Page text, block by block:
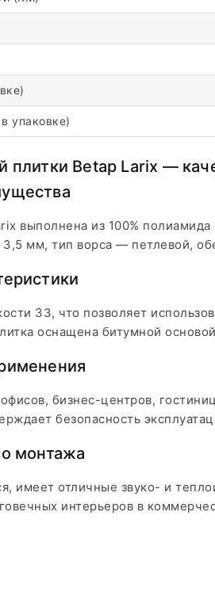
упаковке)
плитки Betap Larix —
выполнена из 100%
3,5 мм, тип ворса — петлевой,
33, что позволяет
оснащена битумной
бизнес-центров,
безопасность
монтажа
имеет отличные звуко- и
интерьеров в